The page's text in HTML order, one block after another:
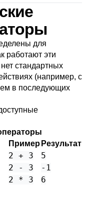
для
работают эти
стандартных
(например, с
в последующих
Пример Результат
2 + 3
5
2 - 3
-1
2 * 3 6